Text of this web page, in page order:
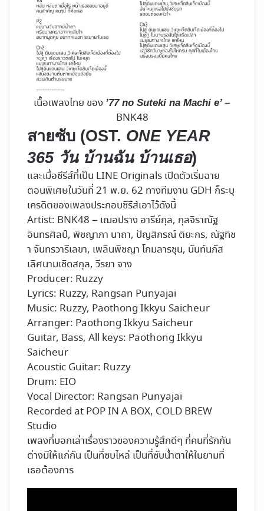
เนื้อเพลงไทย ของ ’77 no Suteki na Machi e’ –
BNK48
สายซับ (OST. ONE YEAR
365 วัน บ้านฉัน บ้านเธอ)
และเมื่อซีรีส์ที่เป็น LINE Originals เปิดตัวเริ่มฉาย
ตอนพิเศษในวันที่ 21 พ.ย. 62 ทางทีมงาน GDH ก็ระบุ
เครดิตของเพลงประกอบซีรีส์เอาไว้ดังนี้
Artist: BNK48 – เฌอปราง อารีย์กุล, กุลจิราณัฐ
อินทรศิลป์, พิชญาภา นาถา, ปัญสิกรณ์ ติยะกร, ณัฐทิช
า จันทรวารีเลขา, เพลินพิชญา โกมลารชุน, นันท์นภัส
เลิศนามเชิดสกุล, วีรยา จาง
Producer: Ruzzy
Lyrics: Ruzzy, Rangsan Punyajai
Music: Ruzzy, Paothong Ikkyu Saicheur
Arranger: Paothong Ikkyu Saicheur
Guitar, Bass, All keys: Paothong Ikkyu
Saicheur
Acoustic Guitar: Ruzzy
Drum: EIO
Vocal Director: Rangsan Punyajai
Recorded at POP IN A BOX, COLD BREW
Studio
เพลงที่บอกเล่าเรื่องราวของความรู้สึกดีๆ ที่คนที่รักกัน
ต่างมีให้แก่กัน เป็นที่ซบไหล่ เป็นที่ซับน้ำตาให้ในยามที่
เธอต้องการ